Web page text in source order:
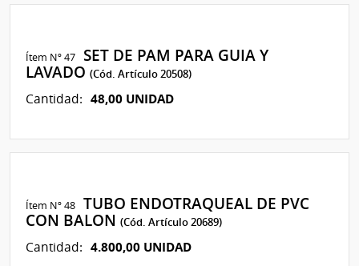
Ítem Nº 47
SET DE PAM PARA GUIA Y
LAVADO(Cód. Artículo 20508)
Cantidad: 48,00 UNIDAD
Ítem Nº 48 TUBO ENDOTRAQUEAL DE PVC
CON BALON(Cód. Artículo 20689)
Cantidad: 4.800,00 UNIDAD